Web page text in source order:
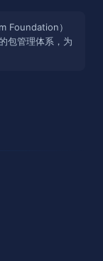
Foundation）
包管理体系，为